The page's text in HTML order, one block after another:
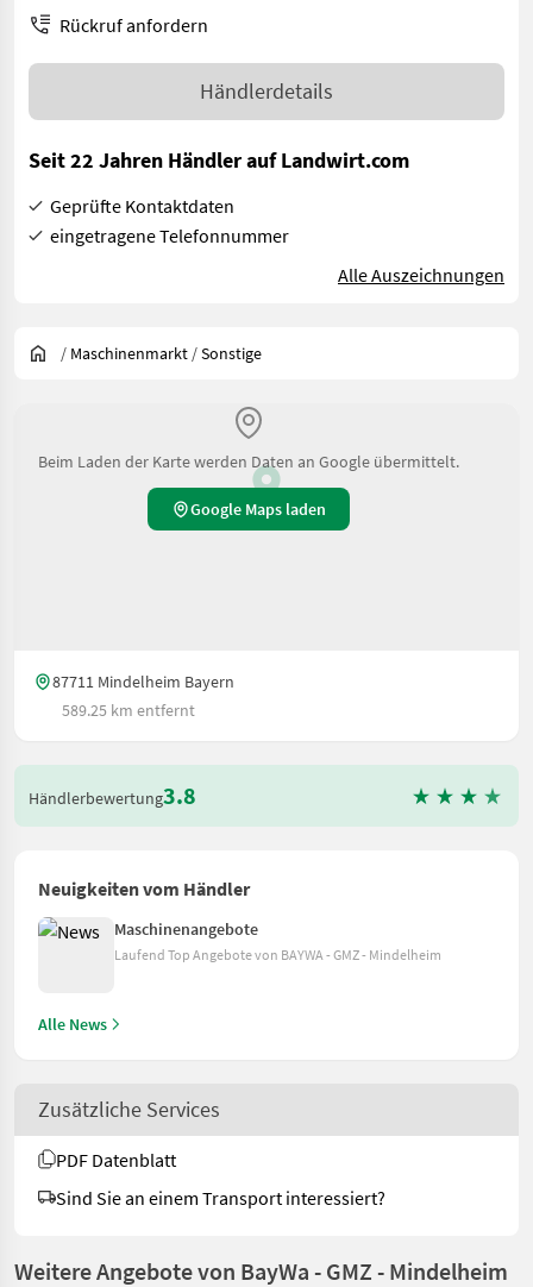
Rückruf anfordern
Händlerdetails
Seit 22 Jahren Händler auf Landwirt.com
Geprüfte Kontaktdaten
eingetragene Telefonnummer
Alle Auszeichnungen
/ Maschinenmarkt /Sonstige
Beim Laden der Karte werden Daten an Google übermittelt.
Google Maps laden
87711 Mindelheim Bayern
589.25 km entfernt
Händlerbewertung3.8
Neuigkeiten vom Händler
Maschinenangebote
Laufend Top Angebote von BAYWA - GMZ - Mindelheim
Alle News
Zusätzliche Services
PDF Datenblatt
Sind Sie an einem Transport interessiert?
Weitere Angebote von BayWa - GMZ - Mindelheim